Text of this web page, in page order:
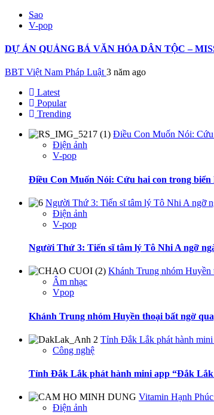
Sao
V-pop
DỰ ÁN QUẢNG BÁ VĂN HÓA DÂN TỘC –
BBT Việt Nam Pháp Luật 3 năm ago
Latest
Popular
Trending
Điều Con Muốn Nói: Cứu
Điện ảnh
V-pop
Điều Con Muốn Nói: Cứu hai con trong
Người Thứ 3: Tiến sĩ tâm lý Tô Nhi A ngỡ
Điện ảnh
V-pop
Người Thứ 3: Tiến sĩ tâm lý Tô Nhi A ngỡ
Khánh Trung nhóm
Âm nhạc
Vpop
Khánh Trung nhóm Huyền thoại bất ngờ
Tỉnh Đắk Lắk phát hành
Công nghệ
Tỉnh Đắk Lắk phát hành mini app “Đắk
Vitamin Hạnh
Điện ảnh